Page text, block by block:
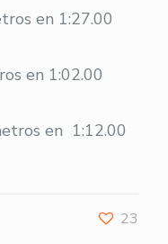
en 1:27.00
en 1:02.00
en 1:12.00
23